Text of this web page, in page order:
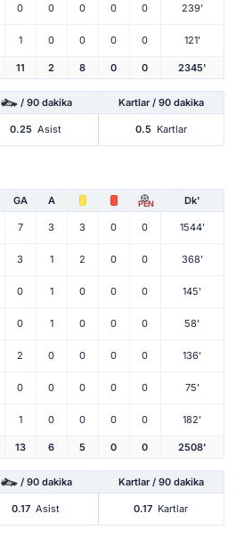
0 0 0 0 0 239'
1 0 0 0 0 121'
11 2 8 0 0 2345'
/ 90 dakika Kartlar / 90 dakika
0.25 Asist 0.5 Kartlar
GA A PEN Dk'
7 3 3 0 0 1544'
3 1 2 0 0 368'
0 1 0 0 0 145'
0 1 0 0 0 58'
2 0 0 0 0 136'
0 0 0 0 0 75'
1 0 0 0 0 182'
13 6 5 0 0 2508'
/ 90 dakika Kartlar / 90 dakika
0.17 Asist 0.17 Kartlar